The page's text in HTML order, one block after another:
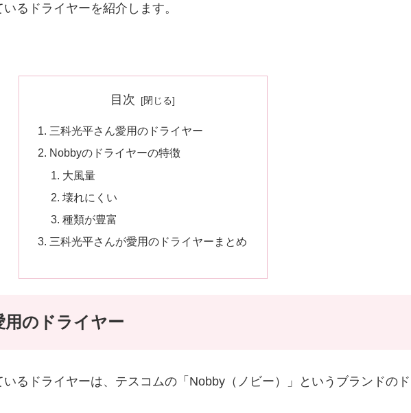
るドライヤーを紹介します。
目次
三科光平さん愛用のドライヤー
Nobbyのドライヤーの特徴
大風量
壊れにくい
種類が豊富
三科光平さんが愛用のドライヤーまとめ
用のドライヤー
るドライヤーは、テスコムの「Nobby（ノビー）」というブランドのド